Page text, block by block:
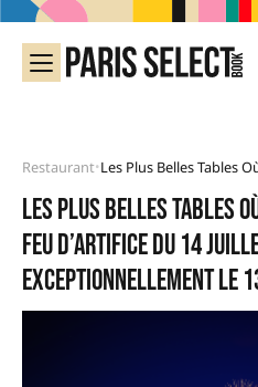
Restaurant•
Les plus belles tables
feu d’artifice du 14
exceptionnellement le